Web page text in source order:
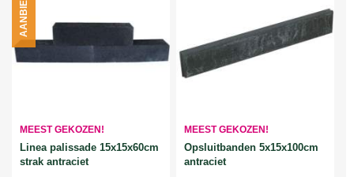
MEEST GEKOZEN!
Linea palissade 15x15x60cm
strak antraciet
MEEST GEKOZEN!
Opsluitbanden 5x15x100cm
antraciet